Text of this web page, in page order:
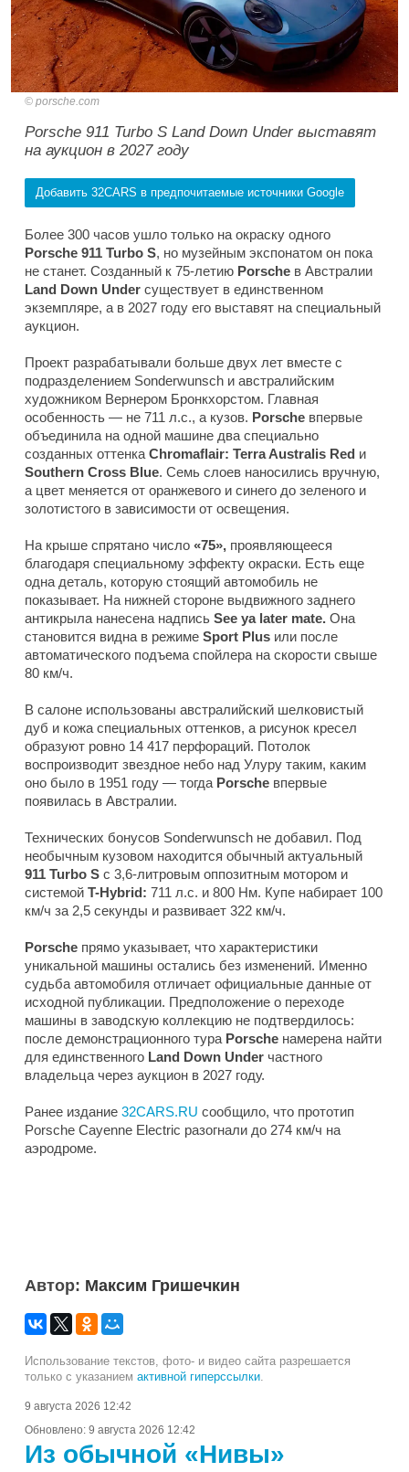
porsche.com
Porsche 911 Turbo S Land Down Under выставят
на аукцион в 2027 году
Добавить 32CARS в предпочитаемые источники Google
Более 300 часов ушло только на окраску одного
Porsche 911 Turbo S, но музейным экспонатом он пока
не станет. Созданный к 75-летию Porsche в Австралии
Land Down Under существует в единственном
экземпляре, а в 2027 году его выставят на специальный
аукцион.
Проект разрабатывали больше двух лет вместе с
подразделением Sonderwunsch и австралийским
художником Вернером Бронкхорстом. Главная
особенность — не 711 л.с., а кузов. Porsche впервые
объединила на одной машине два специально
созданных оттенка Chromaflair: Terra Australis Red и
Southern Cross Blue. Семь слоев наносились вручную,
а цвет меняется от оранжевого и синего до зеленого и
золотистого в зависимости от освещения.
На крыше спрятано число «75», проявляющееся
благодаря специальному эффекту окраски. Есть еще
одна деталь, которую стоящий автомобиль не
показывает. На нижней стороне выдвижного заднего
антикрыла нанесена надпись See ya later mate. Она
становится видна в режиме Sport Plus или после
автоматического подъема спойлера на скорости свыше
80 км/ч.
В салоне использованы австралийский шелковистый
дуб и кожа специальных оттенков, а рисунок кресел
образуют ровно 14 417 перфораций. Потолок
воспроизводит звездное небо над Улуру таким, каким
оно было в 1951 году — тогда Porsche впервые
появилась в Австралии.
Технических бонусов Sonderwunsch не добавил. Под
необычным кузовом находится обычный актуальный
911 Turbo S с 3,6-литровым оппозитным мотором и
системой T-Hybrid: 711 л.с. и 800 Нм. Купе набирает 100
км/ч за 2,5 секунды и развивает 322 км/ч.
Porsche прямо указывает, что характеристики
уникальной машины остались без изменений. Именно
судьба автомобиля отличает официальные данные от
исходной публикации. Предположение о переходе
машины в заводскую коллекцию не подтвердилось:
после демонстрационного тура Porsche намерена найти
для единственного Land Down Under частного
владельца через аукцион в 2027 году.
Ранее издание 32CARS.RU сообщило, что прототип
Porsche Cayenne Electric разогнали до 274 км/ч на
аэродроме.
Автор: Максим Гришечкин
Использование текстов, фото- и видео сайта разрешается
только с указанием активной гиперссылки.
9 августа 2026 12:42
Обновлено: 9 августа 2026 12:42
Из обычной «Нивы»